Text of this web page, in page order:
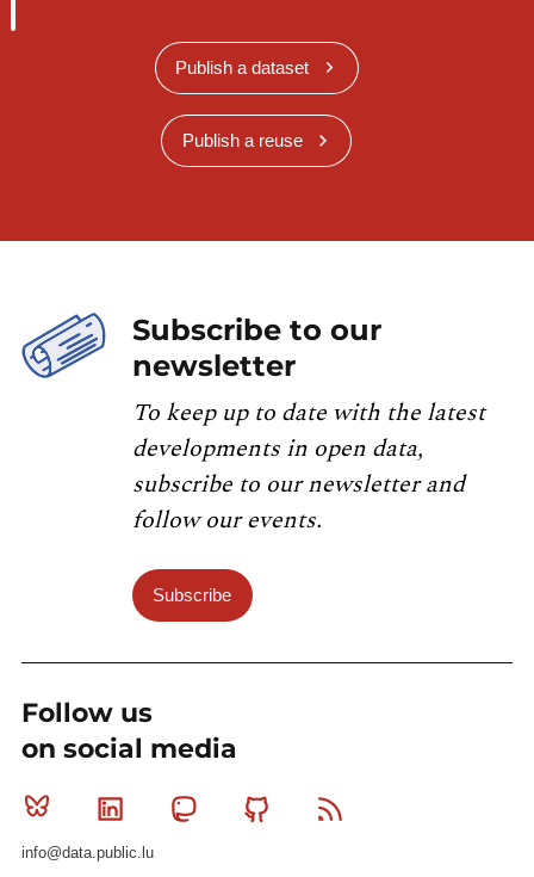
Publish a dataset
Publish a reuse
Subscribe to our
newsletter
To keep up to date with the latest
developments in open data,
subscribe to our newsletter and
follow our events.
Subscribe
Follow us
on social media
Bluesky Linkedin MastodonGithub
info@data.public.lu